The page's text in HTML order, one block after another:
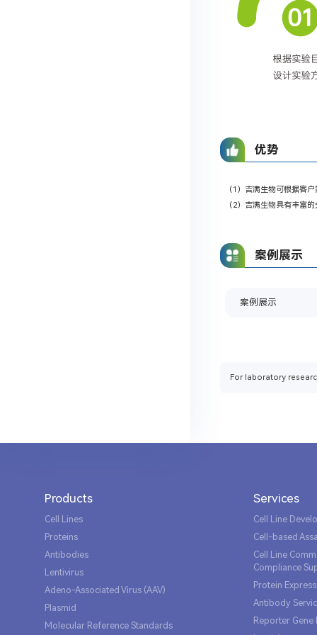
优势
（1）吉满生物可根据客
（2）吉满生物具有丰富
案例展示
案例展示
For laboratory
Products
Cell Lines
Proteins
Antibodies
Lentivirus
Adeno-Associated Virus (AAV)
Plasmid
Molecular Reference Standards
Services
Cell Line
Cell-based
Cell Line
Compliance
Protein
Antibody
Reporter Gene